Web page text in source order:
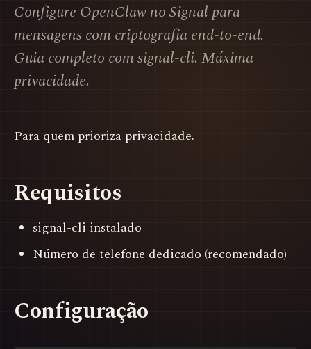
Configure OpenClaw no Signal para
mensagens com criptografia end-to-end.
Guia completo com signal-cli. Máxima
privacidade.
Para quem prioriza privacidade.
Requisitos
signal-cli instalado
Número de telefone dedicado (recomendado)
Configuração